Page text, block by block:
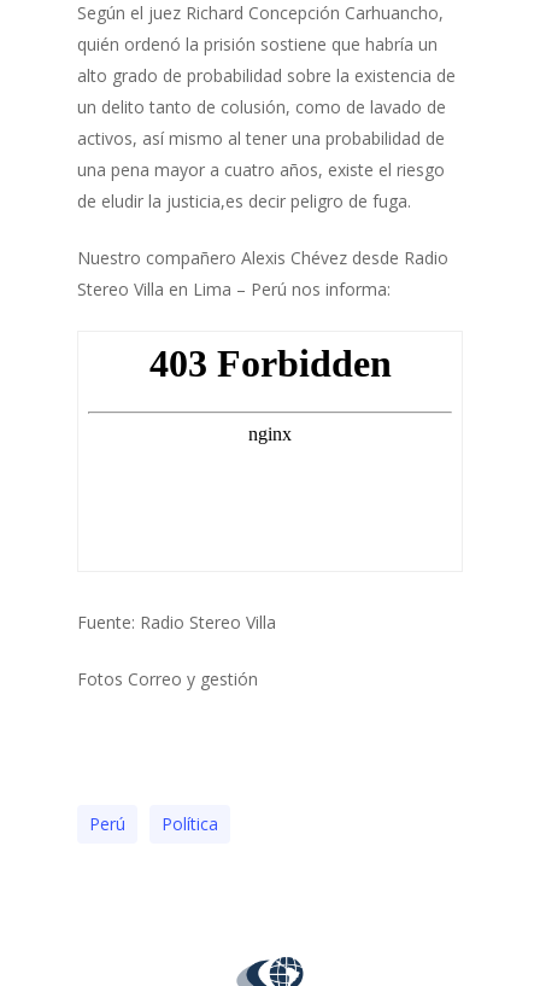
Según el juez Richard Concepción Carhuancho,
quién ordenó la prisión sostiene que habría un
alto grado de probabilidad sobre la existencia de
un delito tanto de colusión, como de lavado de
activos, así mismo al tener una probabilidad de
una pena mayor a cuatro años, existe el riesgo
de eludir la justicia,es decir peligro de fuga.
Nuestro compañero Alexis Chévez desde Radio
Stereo Villa en Lima – Perú nos informa:
Fuente: Radio Stereo Villa
Fotos Correo y gestión
Perú Polí­tica